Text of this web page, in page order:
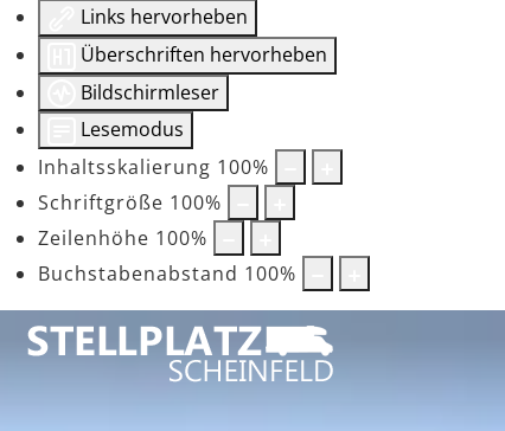
Links hervorheben
Überschriften hervorheben
Bildschirmleser
Lesemodus
Inhaltsskalierung 100%
Schriftgröße 100%
Zeilenhöhe 100%
Buchstabenabstand 100%